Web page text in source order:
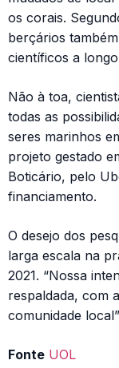
os corais.
berçários
científicos a
Não à toa,
todas as
seres marinhos
projeto gestado
Boticário, pelo
financiamento.
O desejo dos
larga escala na
2021. “Nossa
respaldada, com
comunidade
Fonte UOL